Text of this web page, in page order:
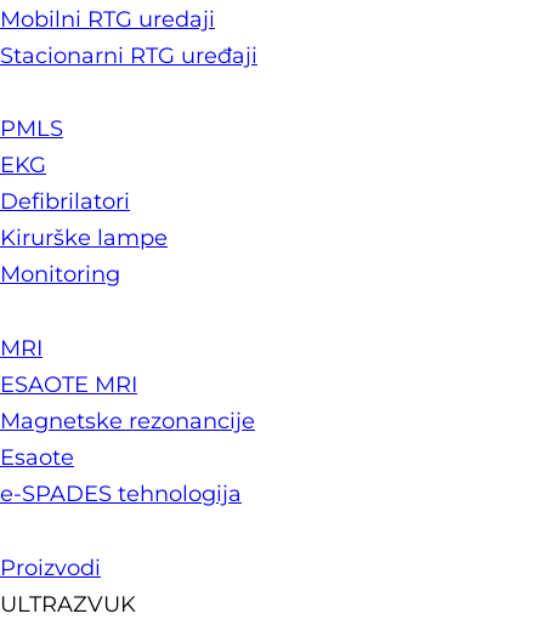
Mobilni RTG uredaji
Stacionarni RTG uređaji
PMLS
EKG
Defibrilatori
Kirurške lampe
Monitoring
MRI
ESAOTE MRI
Magnetske rezonancije
Esaote
e-SPADES tehnologija
Proizvodi
ULTRAZVUK